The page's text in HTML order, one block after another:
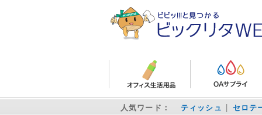
人気ワード： ティッシュ セロテ